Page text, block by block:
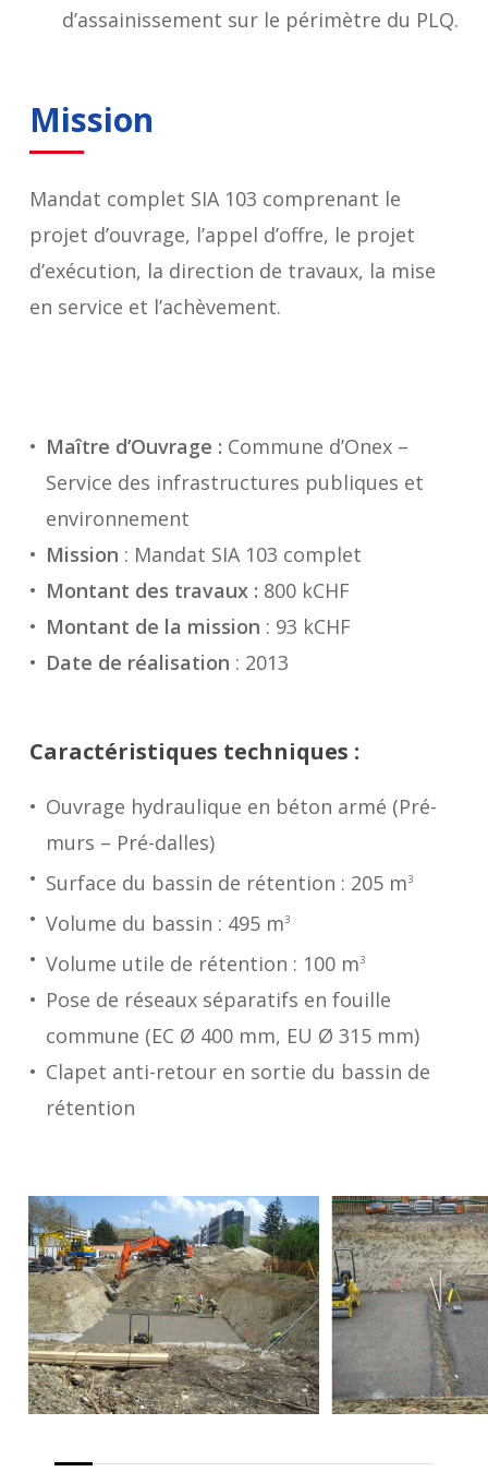
d’assainissement sur le périmètre du PLQ.
Mission
Mandat complet SIA 103 comprenant le
projet d’ouvrage, l’appel d’offre, le projet
d’exécution, la direction de travaux, la mise
en service et l’achèvement.
Maître d’Ouvrage : Commune d’Onex –
Service des infrastructures publiques et
environnement
Mission : Mandat SIA 103 complet
Montant des travaux : 800 kCHF
Montant de la mission : 93 kCHF
Date de réalisation : 2013
Caractéristiques techniques :
Ouvrage hydraulique en béton armé (Pré-
murs – Pré-dalles)
Surface du bassin de rétention : 205 m3
Volume du bassin : 495 m3
Volume utile de rétention : 100 m3
Pose de réseaux séparatifs en fouille
commune (EC Ø 400 mm, EU Ø 315 mm)
Clapet anti-retour en sortie du bassin de
rétention